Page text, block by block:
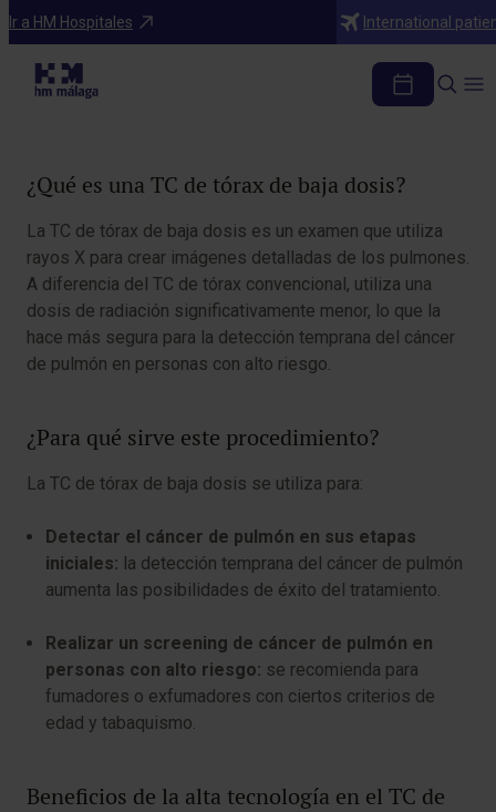
Ir a HM Hospitales International
Diagnosticos
TC tórax baja dosis
¿Qué es una TC de tórax de baja dosis?
La TC de tórax de baja dosis es un examen que utiliza
rayos X para crear imágenes detalladas de los pulmones.
A diferencia del TC de tórax convencional, utiliza una
dosis de radiación significativamente menor, lo que la
hace más segura para la detección temprana del cáncer
de pulmón en personas con alto riesgo.
¿Para qué sirve este procedimiento?
La TC de tórax de baja dosis se utiliza para:
Detectar el cáncer de pulmón en sus etapas
iniciales: la detección temprana del cáncer de pulmón
aumenta las posibilidades de éxito del tratamiento.
Realizar un screening de cáncer de pulmón en
personas con alto riesgo: se recomienda para
fumadores o exfumadores con ciertos criterios de
edad y tabaquismo.
Beneficios de la alta tecnología en el TC de